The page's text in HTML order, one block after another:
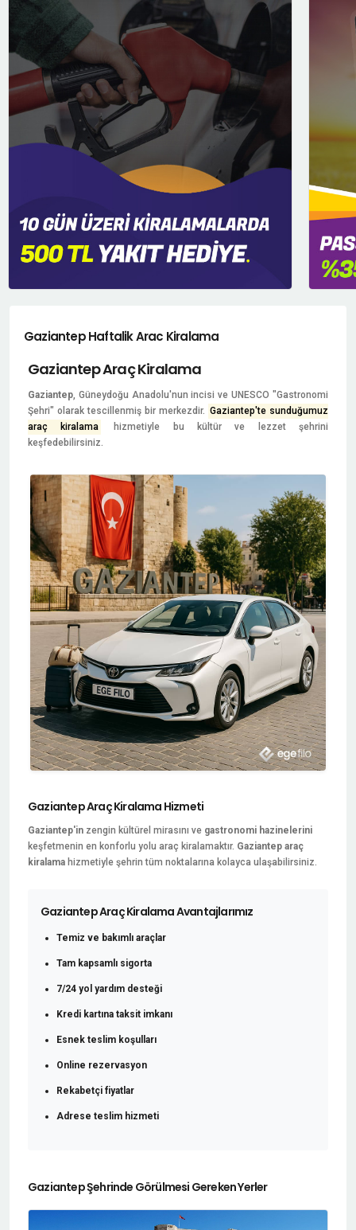
Gaziantep Haftalik Arac Kiralama
Gaziantep Araç Kiralama
Gaziantep, Güneydoğu Anadolu'nun incisi ve UNESCO "Gastronomi
Şehri" olarak tescillenmiş bir merkezdir. Gaziantep'te sunduğumuz
araç kiralama
hizmetiyle bu kültür ve lezzet şehrini
keşfedebilirsiniz.
Gaziantep Araç Kiralama Hizmeti
Gaziantep'in zengin kültürel mirasını ve gastronomi hazinelerini
keşfetmenin en konforlu yolu araç kiralamaktır. Gaziantep araç
kiralama hizmetiyle şehrin tüm noktalarına kolayca ulaşabilirsiniz.
Gaziantep Araç Kiralama Avantajlarımız
Temiz ve bakımlı araçlar
Tam kapsamlı sigorta
7/24 yol yardım desteği
Kredi kartına taksit imkanı
Esnek teslim koşulları
Online rezervasyon
Rekabetçi fiyatlar
Adrese teslim hizmeti
Gaziantep Şehrinde Görülmesi Gereken Yerler